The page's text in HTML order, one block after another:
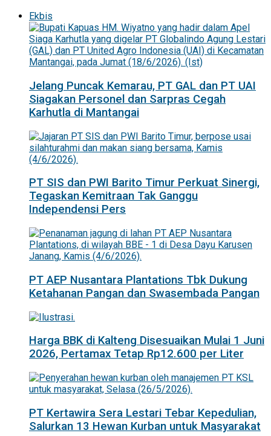
Ekbis
Jelang Puncak Kemarau, PT GAL dan PT UAI
Siagakan Personel dan Sarpras Cegah
Karhutla di Mantangai
PT SIS dan PWI Barito Timur Perkuat Sinergi,
Tegaskan Kemitraan Tak Ganggu
Independensi Pers
PT AEP Nusantara Plantations Tbk Dukung
Ketahanan Pangan dan Swasembada Pangan
Harga BBK di Kalteng Disesuaikan Mulai 1 Juni
2026, Pertamax Tetap Rp12.600 per Liter
PT Kertawira Sera Lestari Tebar Kepedulian,
Salurkan 13 Hewan Kurban untuk Masyarakat